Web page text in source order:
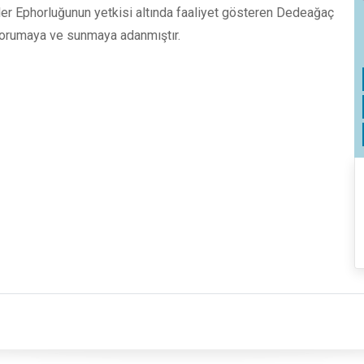
Ephorluğunun yetkisi altında faaliyet gösteren Dedeağaç
ve sunmaya adanmıştır.